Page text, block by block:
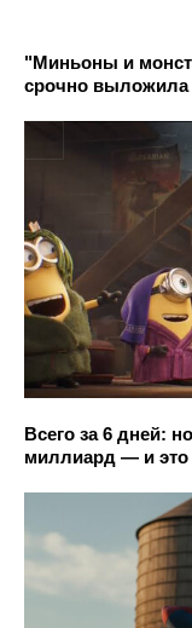
"Миньоны и
срочно
Всего за 6 дней:
миллиард — и это